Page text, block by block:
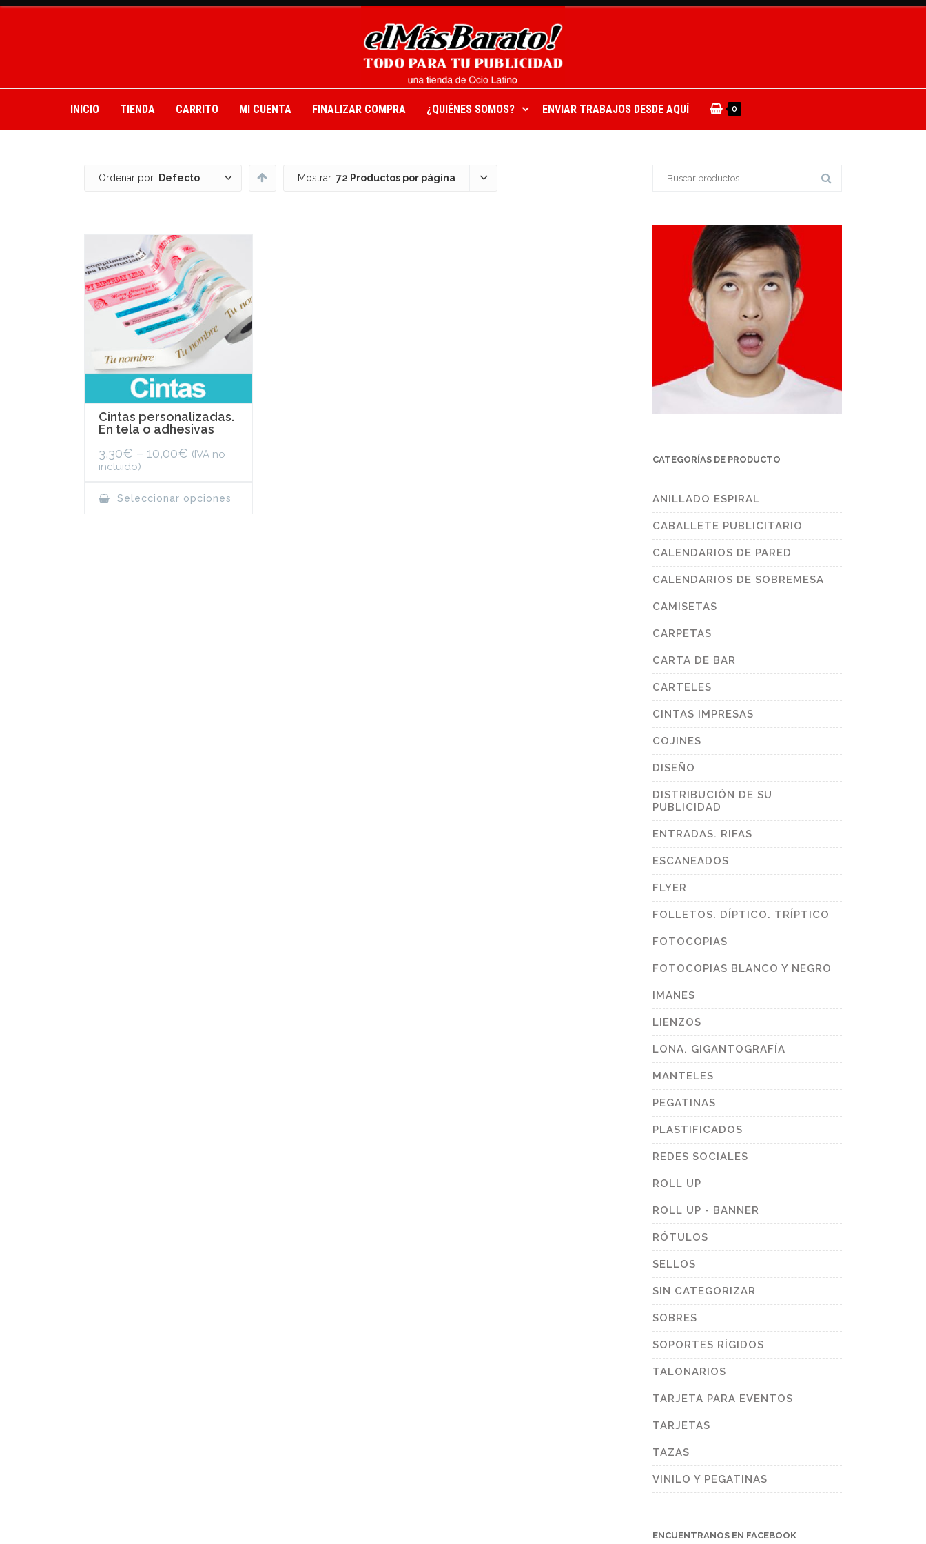
INICIO TIENDA CARRITO MI CUENTA FINALIZAR COMPRA ¿QUIÉNES SOMOS? ENVIAR TRABAJOS DESDE AQUÍ 0
Ordenar por: Defecto Mostrar: 72 Productos por página
Cintas personalizadas.
En tela o adhesivas
3,30€ – 10,00€ (IVA no
incluido)
Seleccionar opciones
CATEGORÍAS DE PRODUCTO
ANILLADO ESPIRAL
CABALLETE PUBLICITARIO
CALENDARIOS DE PARED
CALENDARIOS DE SOBREMESA
CAMISETAS
CARPETAS
CARTA DE BAR
CARTELES
CINTAS IMPRESAS
COJINES
DISEÑO
DISTRIBUCIÓN DE SU
PUBLICIDAD
ENTRADAS. RIFAS
ESCANEADOS
FLYER
FOLLETOS. DÍPTICO. TRÍPTICO
FOTOCOPIAS
FOTOCOPIAS BLANCO Y NEGRO
IMANES
LIENZOS
LONA. GIGANTOGRAFÍA
MANTELES
PEGATINAS
PLASTIFICADOS
REDES SOCIALES
ROLL UP
ROLL UP - BANNER
RÓTULOS
SELLOS
SIN CATEGORIZAR
SOBRES
SOPORTES RÍGIDOS
TALONARIOS
TARJETA PARA EVENTOS
TARJETAS
TAZAS
VINILO Y PEGATINAS
ENCUENTRANOS EN FACEBOOK